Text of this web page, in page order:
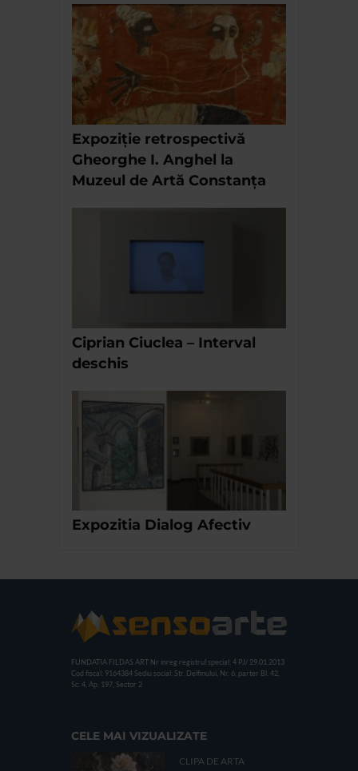
Expoziție retrospectivă
Gheorghe I. Anghel la
Muzeul de Artă Constanța
Ciprian Ciuclea – Interval
deschis
Expozitia Dialog Afectiv
FUNDATIA FILDAS ART Nr inreg registrul special: 4 PJ/ 29.01.2013
Cod fiscal: 9164384 Sediu social: Str. Delfinului, Nr. 6, parter Bl. 42,
Sc. 4, Ap. 197, Sector 2
CELE MAI VIZUALIZATE
CLIPA DE ARTA